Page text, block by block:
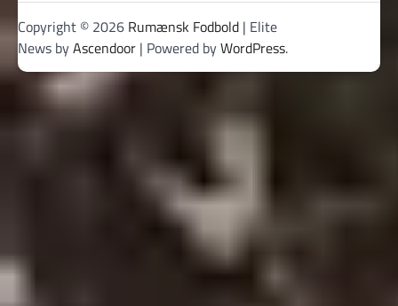
Copyright © 2026 Rumænsk Fodbold | Elite
News byAscendoor | Powered byWordPress.